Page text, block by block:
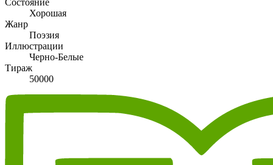
Хорошая
Жанр
Поэзия
Иллюстрации
Черно-Белые
Тираж
50000